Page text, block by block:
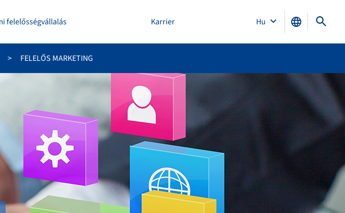
felelősségvállalás Karrier Hu
FELELŐS MARKETING